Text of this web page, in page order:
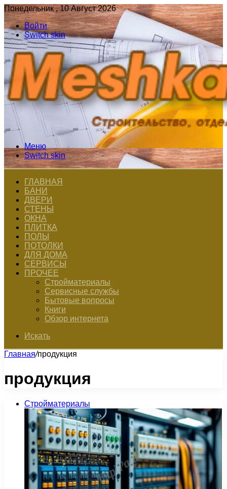
Понедельник , 10 Август 2026
Войти
Switch skin
Меню
Switch skin
ГЛАВНАЯ
БАНИ
ДВЕРИ
СТЕНЫ
ОКНА
ПЛИТКА
ПОЛЫ
ПОТОЛКИ
ДЛЯ ДОМА
СЕРВИСЫ
ПРОЧЕЕ
Стройматериалы
Сервисные службы
Бытовые вопросы
Книги
Обзор интернета
Искать
Главная/продукция
продукция
Стройматериалы